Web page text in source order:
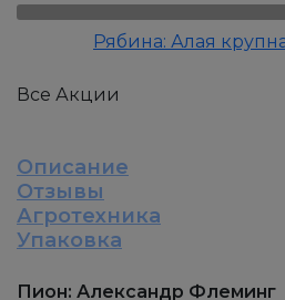
Рябина: Алая
Все Акции
Описание
Отзывы
Агротехника
Упаковка
Пион: Александр Флеминг